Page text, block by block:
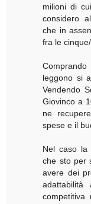
milioni di
considero
che in
fra le
leggono si
Vendendo
Giovinco a
ne
spese e il
Nel caso la
che sto per
avere dei
competitiva